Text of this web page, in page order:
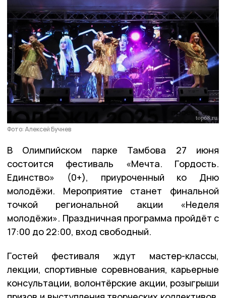
Фото: Алексей Бучнев
В Олимпийском парке Тамбова 27 июня
состоится фестиваль «Мечта. Гордость.
Единство» (0+), приуроченный ко Дню
молодёжи. Мероприятие станет финальной
точкой региональной акции «Неделя
молодёжи». Праздничная программа пройдёт с
17:00 до 22:00, вход свободный.
Гостей фестиваля ждут мастер-классы,
лекции, спортивные соревнования, карьерные
консультации, волонтёрские акции, розыгрыши